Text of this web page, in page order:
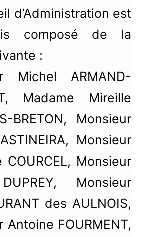
d’Administration est
composé de la
:
Michel ARMAND-
Madame Mireille
BRETON, Monsieur
Monsieur
COURCEL, Monsieur
Monsieur
des AULNOIS,
Antoine FOURMENT,